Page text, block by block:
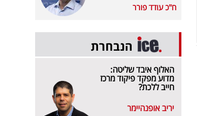
ח"כ עודד פורר
הנבחרת
האלוף איבד שליטה:
מדוע מפקד פיקוד מרכז
חייב ללכת?
יריב אופנהיימר